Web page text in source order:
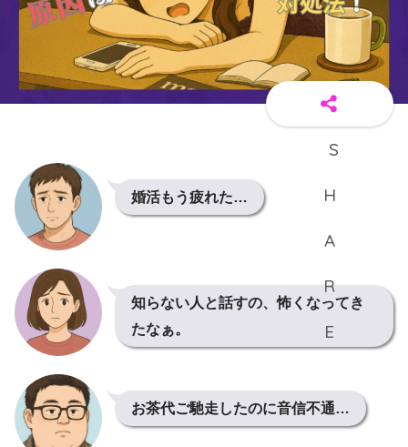
婚活もう疲れた…
知らない人と話すの、怖くなってき
たなぁ。
お茶代ご馳走したのに音信不通…